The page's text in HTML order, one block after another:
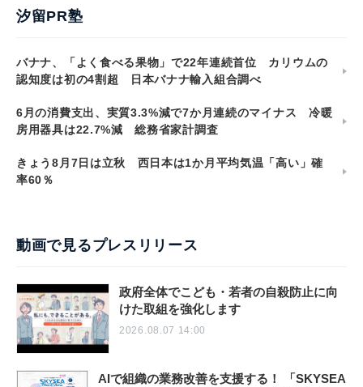
汐留PR塾
バナナ、「よく食べる果物」で22年連続首位 カリウムの
認知度は初の4割超 日本バナナ輸入組合調べ
6月の消費支出、実質3.3%減で7か月連続のマイナス 冷暖
房用器具は22.7%減 総務省家計調査
きょう8月7日は立秋 西日本は1か月平均気温「高い」確
率60％
動画で見るプレスリリース
政府全体でこども・若者の自殺防止に向
けた取組を強化します
2026.08.07 14:00
AIで組織の業務改善を支援する！ 「SKYSEA